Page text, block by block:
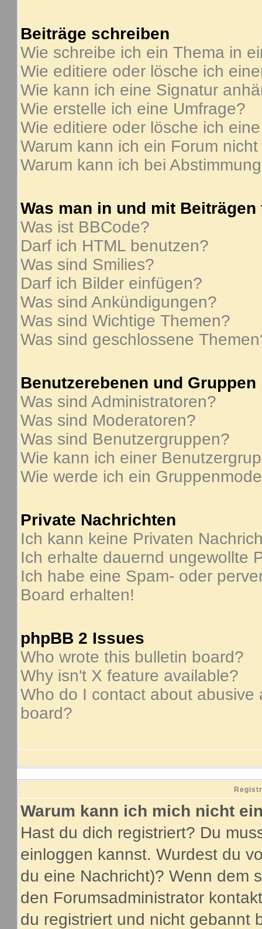
Beiträge schreiben
Wie schreibe ich ein Thema in
Wie editiere oder lösche ich
Wie kann ich eine Signatur
Wie erstelle ich eine Umfrage?
Wie editiere oder lösche ich
Warum kann ich ein Forum
Warum kann ich bei
Was man in und mit Beiträgen
Was ist BBCode?
Darf ich HTML benutzen?
Was sind Smilies?
Darf ich Bilder einfügen?
Was sind Ankündigungen?
Was sind Wichtige Themen?
Was sind geschlossene
Benutzerebenen und Gruppen
Was sind Administratoren?
Was sind Moderatoren?
Was sind Benutzergruppen?
Wie kann ich einer
Wie werde ich ein
Private Nachrichten
Ich kann keine Privaten
Ich erhalte dauernd ungewollte
Ich habe eine Spam- oder
Board erhalten!
phpBB 2 Issues
Who wrote this bulletin board?
Why isn't X feature available?
Who do I contact about
board?
Warum kann ich mich nicht
Hast du dich registriert? Du
einloggen kannst. Wurdest du
du eine Nachricht)? Wenn dem
den Forumsadministrator
du registriert und nicht gebannt